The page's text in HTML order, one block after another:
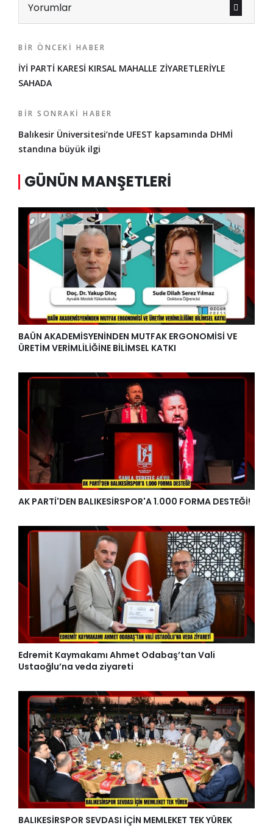
Yorumlar
BIR ÖNCEKI HABER
İYİ PARTİ KARESİ KIRSAL MAHALLE ZİYARETLERİYLE
SAHADA
BIR SONRAKI HABER
Balıkesir Üniversitesi’nde UFEST kapsamında DHMİ
standına büyük ilgi
GÜNÜN MANŞETLERI
BAÜN AKADEMİSYENİNDEN MUTFAK ERGONOMİSİ VE
ÜRETİM VERİMLİLİĞİNE BİLİMSEL KATKI
AK PARTİ'DEN BALIKESİRSPOR'A 1.000 FORMA DESTEĞİ!
Edremit Kaymakamı Ahmet Odabaş’tan Vali
Ustaoğlu’na veda ziyareti
BALIKESİRSPOR SEVDASI İÇİN MEMLEKET TEK YÜREK